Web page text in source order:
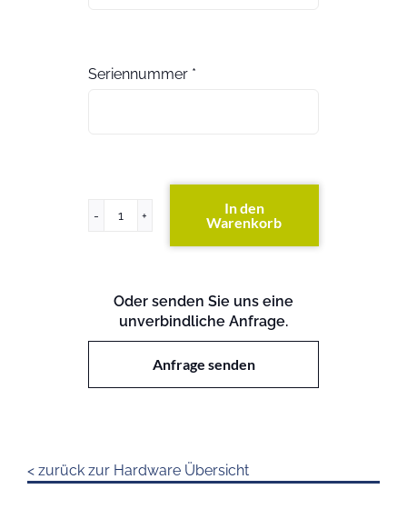
Seriennummer *
ProLiant
In den
Warenkorb
Oder senden Sie uns eine
unverbindliche Anfrage.
Anfrage senden
< zurück zur Hardware Übersicht